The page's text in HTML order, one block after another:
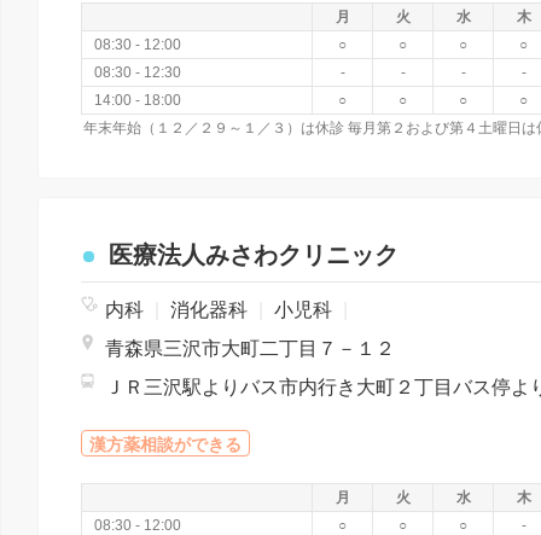
月 火 水
木
08:30 - 12:00
○ ○ ○
○
08:30 - 12:30
- - -
-
14:00 - 18:00
○ ○ ○
○
年末年始（１２／２９～１／３）は休診 毎月第２および第４土曜日は
医療法人みさわクリニック
内科 消化器科 小児科
青森県三沢市大町二丁目７－１２
漢方薬相談ができる
月 火 水
木
08:30 - 12:00
○ ○ ○
-